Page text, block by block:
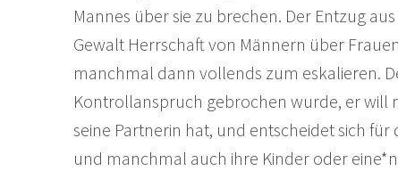
Mannes über sie zu brechen. Der Entzug
Gewalt Herrschaft von Männern über
manchmal dann vollends zum eskalieren.
Kontrollanspruch gebrochen wurde, er will
seine Partnerin hat, und entscheidet sich
und manchmal auch ihre Kinder oder